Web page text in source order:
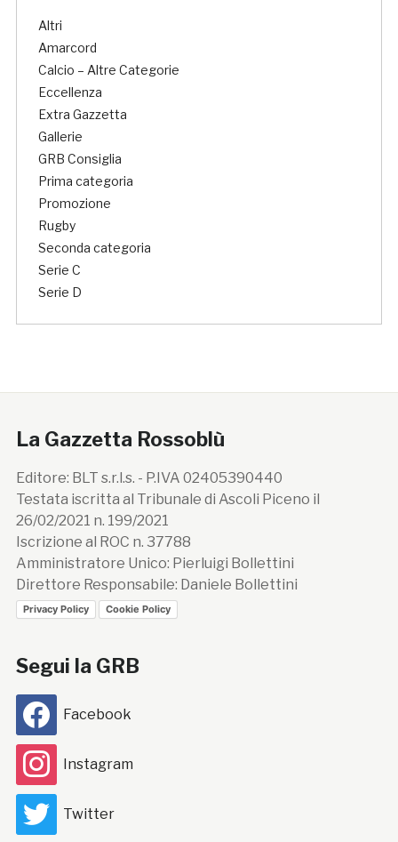
Altri
Amarcord
Calcio – Altre Categorie
Eccellenza
Extra Gazzetta
Gallerie
GRB Consiglia
Prima categoria
Promozione
Rugby
Seconda categoria
Serie C
Serie D
La Gazzetta Rossoblù
Editore: BLT s.r.l.s. - P.IVA 02405390440
Testata iscritta al Tribunale di Ascoli Piceno il
26/02/2021 n. 199/2021
Iscrizione al ROC n. 37788
Amministratore Unico: Pierluigi Bollettini
Direttore Responsabile: Daniele Bollettini
Privacy Policy Cookie Policy
Segui la GRB
Facebook
Instagram
Twitter